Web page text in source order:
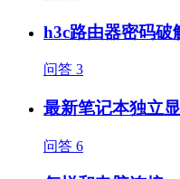
h3c路由器密码破
问答 3
最新笔记本独立
问答 6